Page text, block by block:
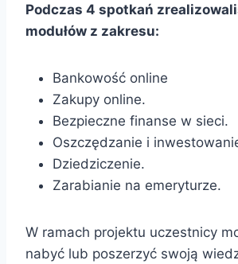
Podczas 4 spotkań
modułów z zakresu:
Bankowość online
Zakupy online.
Bezpieczne finanse w sieci.
Oszczędzanie i
Dziedziczenie.
Zarabianie na emeryturze.
W ramach projektu uczestnicy
nabyć lub poszerzyć swoją